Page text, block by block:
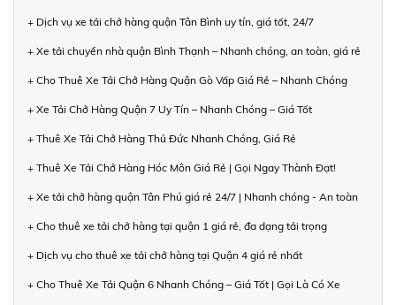
+ Dịch vụ xe tải chở hàng quận Tân Bình uy tín, giá tốt, 24/7
+ Xe tải chuyển nhà quận Bình Thạnh – Nhanh chóng, an toàn, giá rẻ
+ Cho Thuê Xe Tải Chở Hàng Quận Gò Vấp Giá Rẻ – Nhanh Chóng
+ Xe Tải Chở Hàng Quận 7 Uy Tín – Nhanh Chóng – Giá Tốt
+ Thuê Xe Tải Chở Hàng Thủ Đức Nhanh Chóng, Giá Rẻ
+ Thuê Xe Tải Chở Hàng Hóc Môn Giá Rẻ | Gọi Ngay Thành Đạt!
+ Xe tải chở hàng quận Tân Phú giá rẻ 24/7 | Nhanh chóng - An toàn
+ Cho thuê xe tải chở hàng tại quận 1 giá rẻ, đa dạng tải trọng
+ Dịch vụ cho thuê xe tải chở hàng tại Quận 4 giá rẻ nhất
+ Cho Thuê Xe Tải Quận 6 Nhanh Chóng – Giá Tốt | Gọi Là Có Xe